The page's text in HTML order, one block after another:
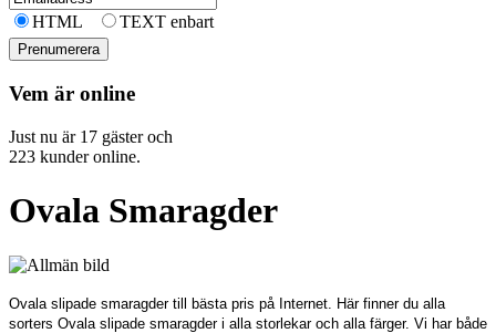
HTML TEXT enbart
Vem är online
Just nu är 17 gäster och
223 kunder online.
Ovala Smaragder
Ovala slipade smaragder till bästa pris på Internet. Här finner du alla
sorters Ovala slipade smaragder i alla storlekar och alla färger. Vi har både